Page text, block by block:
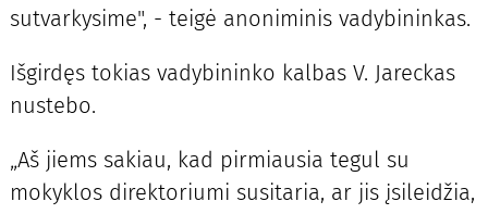
sutvarkysime", - teigė anoniminis vadybininkas.
Išgirdęs tokias vadybininko kalbas V. Jareckas
nustebo.
„Aš jiems sakiau, kad pirmiausia tegul su
mokyklos direktoriumi susitaria, ar jis įsileidžia,